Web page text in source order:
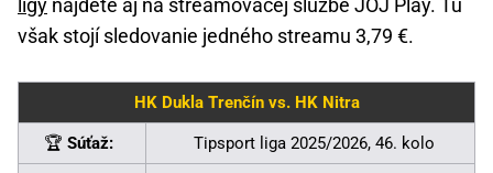
ligy nájdete aj na streamovacej službe JOJ Play. Tu
však stojí sledovanie jedného streamu 3,79 €.
HK Dukla Trenčín vs. HK Nitra
🏆 Súťaž: Tipsport liga 2025/2026, 46. kolo